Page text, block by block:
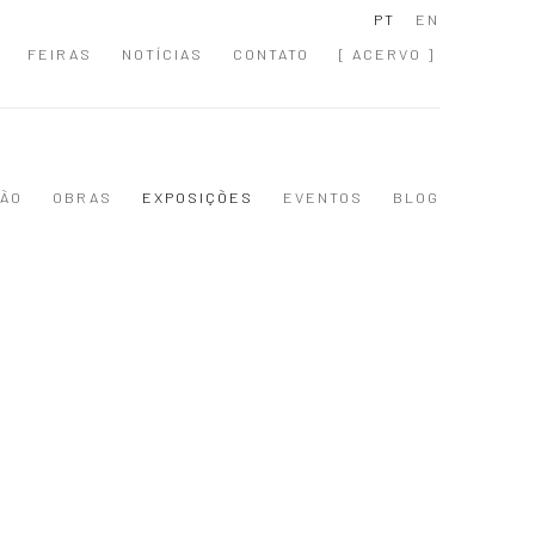
FEIRAS NOTÍCIAS CONTATO [ ACERVO ]
PT EN
OBRAS EXPOSIÇÕES EVENTOS BLOG